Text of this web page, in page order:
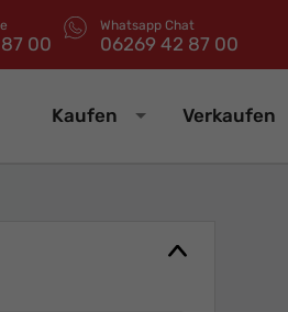
00
Whatsapp Chat
06269 42 87 00
Kaufen Verkaufen